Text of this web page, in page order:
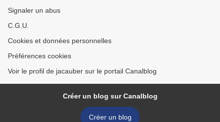
Signaler un abus
C.G.U.
Cookies et données personnelles
Préférences cookies
Voir le profil de jacauber sur le portail Canalblog
Créer un blog sur Canalblog
Créer un blog